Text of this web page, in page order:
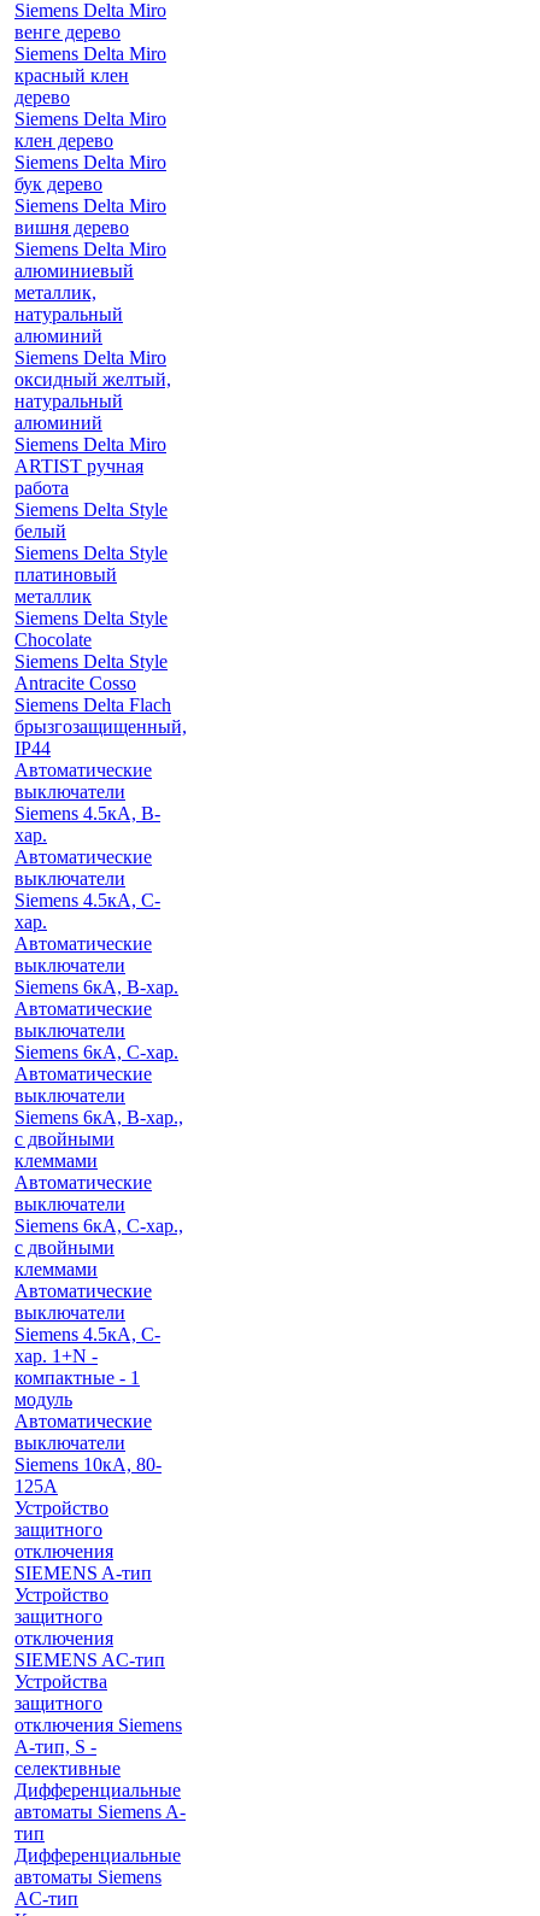
Siemens Delta Miro
венге дерево
Siemens Delta Miro
красный клен
дерево
Siemens Delta Miro
клен дерево
Siemens Delta Miro
бук дерево
Siemens Delta Miro
вишня дерево
Siemens Delta Miro
алюминиевый
металлик,
натуральный
алюминий
Siemens Delta Miro
оксидный желтый,
натуральный
алюминий
Siemens Delta Miro
ARTIST ручная
работа
Siemens Delta Style
белый
Siemens Delta Style
платиновый
металлик
Siemens Delta Style
Chocolate
Siemens Delta Style
Antracite Cosso
Siemens Delta Flach
брызгозащищенный,
IP44
Автоматические
выключатели
Siemens 4.5кА, B-
хар.
Автоматические
выключатели
Siemens 4.5кА, C-
хар.
Автоматические
выключатели
Siemens 6кА, B-хар.
Автоматические
выключатели
Siemens 6кА, С-хар.
Автоматические
выключатели
Siemens 6кА, B-хар.,
с двойными
клеммами
Автоматические
выключатели
Siemens 6кА, C-хар.,
с двойными
клеммами
Автоматические
выключатели
Siemens 4.5кА, C-
хар. 1+N -
компактные - 1
модуль
Автоматические
выключатели
Siemens 10кА, 80-
125A
Устройство
защитного
отключения
SIEMENS A-тип
Устройство
защитного
отключения
SIEMENS AС-тип
Устройства
защитного
отключения Siemens
A-тип, S -
селективные
Дифференциальные
автоматы Siemens A-
тип
Дифференциальные
автоматы Siemens
AС-тип